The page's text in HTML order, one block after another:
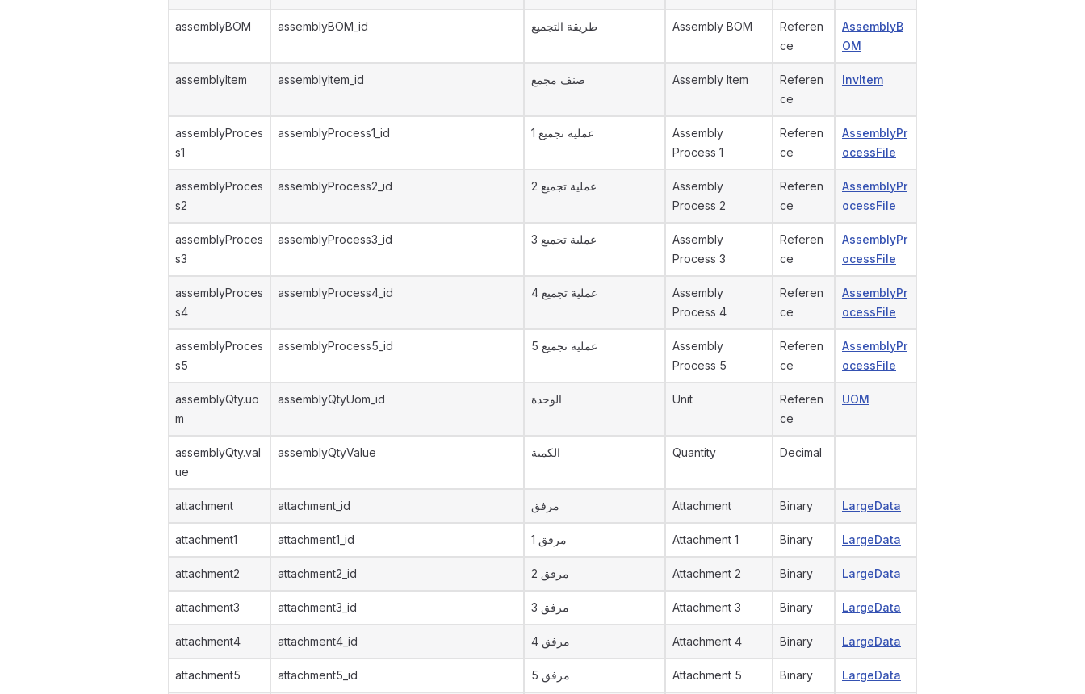
assemblyBOM assemblyBOM_id طريقة التجميع Assembly BOM
Referen
ce
AssemblyB
OM
assemblyItem assemblyItem_id صنف مجمع Assembly Item
Referen
ce
InvItem
assemblyProces
s1
assemblyProcess1_id عملية تجميع 1
Assembly
Process 1
Referen
ce
AssemblyPr
ocessFile
assemblyProces
s2
assemblyProcess2_id عملية تجميع 2
Assembly
Process 2
Referen
ce
AssemblyPr
ocessFile
assemblyProces
s3
assemblyProcess3_id عملية تجميع 3
Assembly
Process 3
Referen
ce
AssemblyPr
ocessFile
assemblyProces
s4
assemblyProcess4_id عملية تجميع 4
Assembly
Process 4
Referen
ce
AssemblyPr
ocessFile
assemblyProces
s5
assemblyProcess5_id عملية تجميع 5
Assembly
Process 5
Referen
ce
AssemblyPr
ocessFile
assemblyQty.uo
m
assemblyQtyUom_id الوحدة Unit
Referen
ce
UOM
assemblyQty.val
ue
assemblyQtyValue الكمية Quantity Decimal
attachment attachment_id مرفق Attachment Binary LargeData
attachment1 attachment1_id مرفق 1 Attachment 1 Binary LargeData
attachment2 attachment2_id مرفق 2 Attachment 2 Binary LargeData
attachment3 attachment3_id مرفق 3 Attachment 3 Binary LargeData
attachment4 attachment4_id مرفق 4 Attachment 4 Binary LargeData
attachment5 attachment5_id مرفق 5 Attachment 5 Binary LargeData